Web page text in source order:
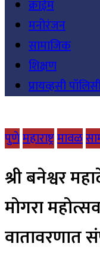
क्राईम
मनोरंजन
सामाजिक
शिक्षण
प्रायव्हसी
पुणेमहाराष्ट्रमावळ
श्री बनेश्वर
मोगरा
वातावरणात